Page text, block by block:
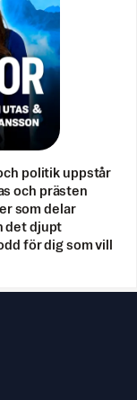
politik uppstår
och prästen
som delar
det djupt
för dig som vill